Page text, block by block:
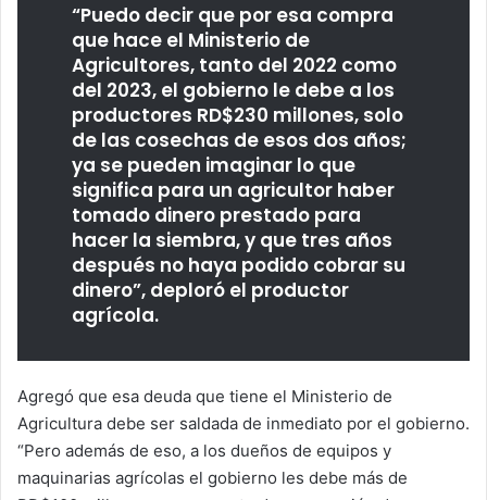
“Puedo decir que por esa compra
que hace el Ministerio de
Agricultores, tanto del 2022 como
del 2023, el gobierno le debe a los
productores RD$230 millones, solo
de las cosechas de esos dos años;
ya se pueden imaginar lo que
significa para un agricultor haber
tomado dinero prestado para
hacer la siembra, y que tres años
después no haya podido cobrar su
dinero”, deploró el productor
agrícola.
Agregó que esa deuda que tiene el Ministerio de
Agricultura debe ser saldada de inmediato por el gobierno.
“Pero además de eso, a los dueños de equipos y
maquinarias agrícolas el gobierno les debe más de